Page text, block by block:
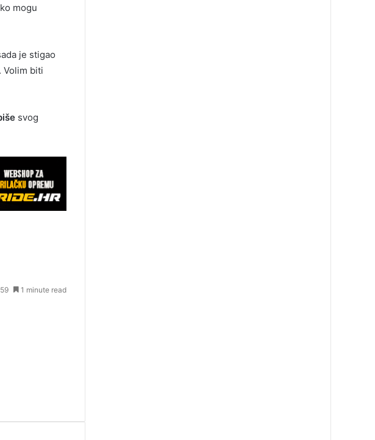
mogu
je stigao
Volim biti
svog
1 minute read